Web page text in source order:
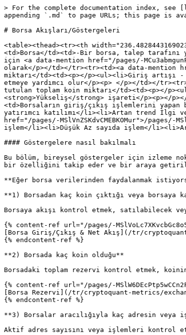
> For the complete documentation index,
appending `.md` to page URLs; this page is
# Borsa Akışları/Göstergeleri
<table><thead><tr><th
<td>Borsa</td><td>-Bir borsa, talep
için <a data-mention href="/pages/-
olarak</p></td></tr><tr><td><a data-mention
miktarı</td><td><p></p><ul><li>Giriş
etmeye yardımcı olur</p><p> </p></td></
tutulan toplam koin miktarı</td><td><p></
<strong>Yükseliş</strong> işareti</p><p></p></
<td>Borsaların giriş/çıkış işlemlerini yapan
yatırımcı katılımı</li><li>Artan trend İlgi
href="/pages/-MSlVnZSKdvCMEBKOMur">/
işlem</li><li>Düşük Az sayıda işlem</
#### Göstergelere nasıl bakılmalı
Bu bölüm, bireysel göstergeler için izleme
bir özelliğini takip eder ve bir araya
**Eğer borsa verilerinden faydalanmak
**1) Borsadan kaç koin çıktığı veya
Borsaya akışı kontrol etmek,
{% content-ref url="/pages/-
[Borsa Giriş/Çıkış & Net Akış](/tr/
{% endcontent-ref %}
**2) Borsada kaç koin olduğu**
Borsadaki toplam rezervi kontrol etmek,
{% content-ref url="/pages/-
[Borsa Rezervi](/tr/cryptoquant-metrics/
{% endcontent-ref %}
**3) Borsalar aracılığıyla kaç adresin veya
Aktif adres sayısını veya işlemleri kontrol